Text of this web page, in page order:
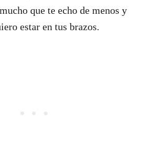
que te echo de menos y
estar en tus brazos.